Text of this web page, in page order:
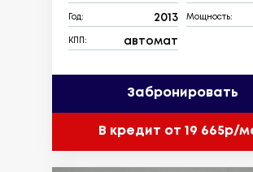
Год: 2013 Мощность:
КПП: автомат
Забронировать
В кредит от 19 665р/